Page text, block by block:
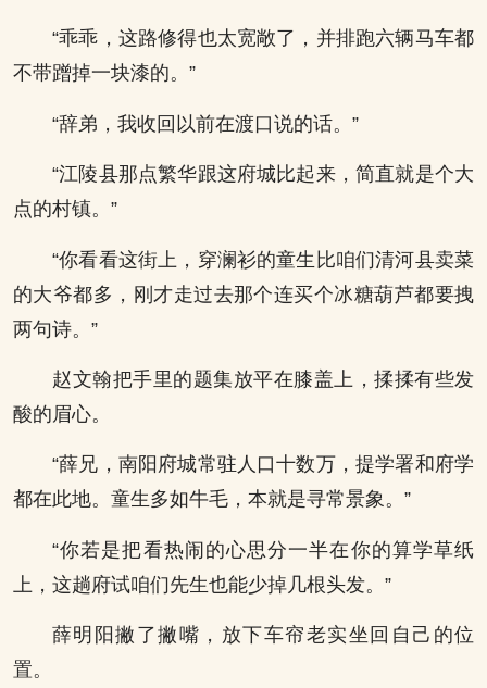
“乖乖，这路修得也太宽敞了，并排跑六辆马车都
不带蹭掉一块漆的。”
“辞弟，我收回以前在渡口说的话。”
“江陵县那点繁华跟这府城比起来，简直就是个大
点的村镇。”
“你看看这街上，穿澜衫的童生比咱们清河县卖菜
的大爷都多，刚才走过去那个连买个冰糖葫芦都要拽
两句诗。”
赵文翰把手里的题集放平在膝盖上，揉揉有些发
酸的眉心。
“薛兄，南阳府城常驻人口十数万，提学署和府学
都在此地。童生多如牛毛，本就是寻常景象。”
“你若是把看热闹的心思分一半在你的算学草纸
上，这趟府试咱们先生也能少掉几根头发。”
薛明阳撇了撇嘴，放下车帘老实坐回自己的位
置。